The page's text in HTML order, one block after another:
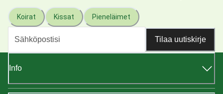
Koirat Kissat Pieneläimet
Tilaa uutiskirje
Info